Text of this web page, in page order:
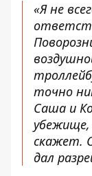
«Я не
точно
Саша и
скажет.
дал